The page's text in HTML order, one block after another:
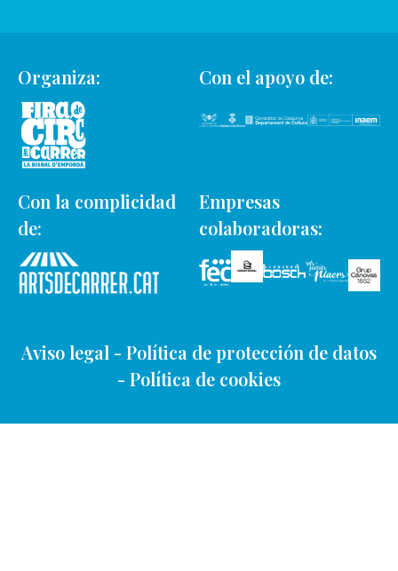
Organiza: Con el apoyo de:
Con la complicidad
de:
Empresas
colaboradoras:
Aviso legal - Política de protección de datos
- Política de cookies